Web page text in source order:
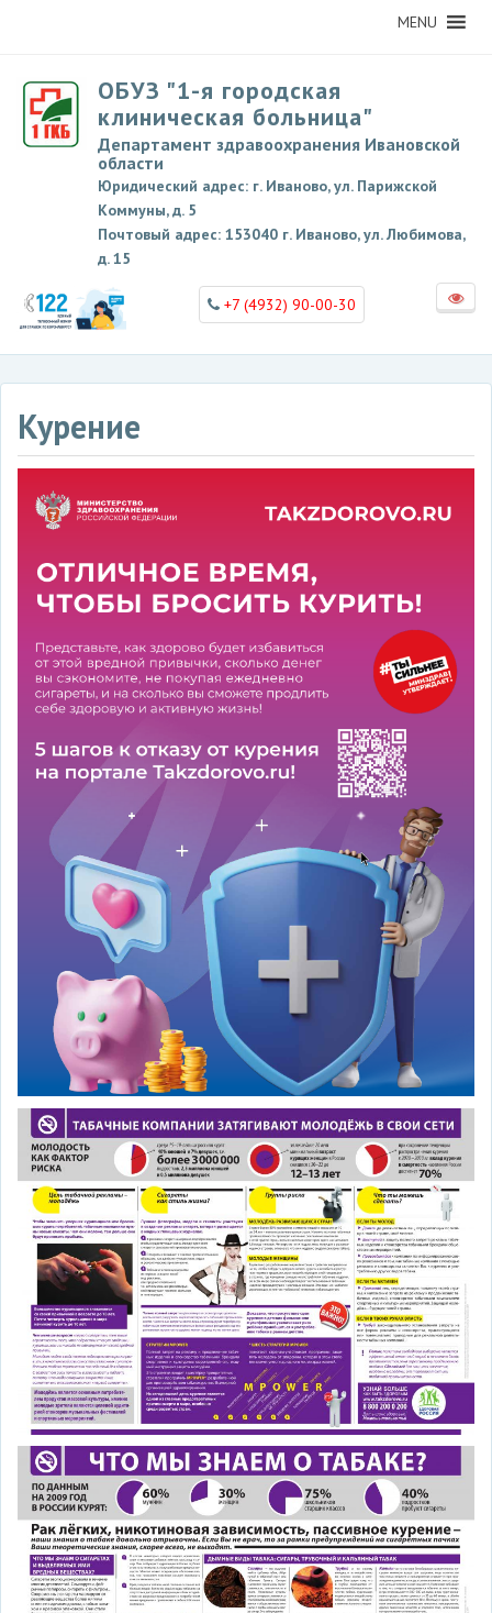
MENU
ОБУЗ "1-я городская
клиническая больница"
Департамент здравоохранения Ивановской
области
Юридический адрес: г. Иваново, ул. Парижской
Коммуны, д. 5
Почтовый адрес: 153040 г. Иваново, ул. Любимова,
д. 15
+7 (4932) 90-00-30
Курение